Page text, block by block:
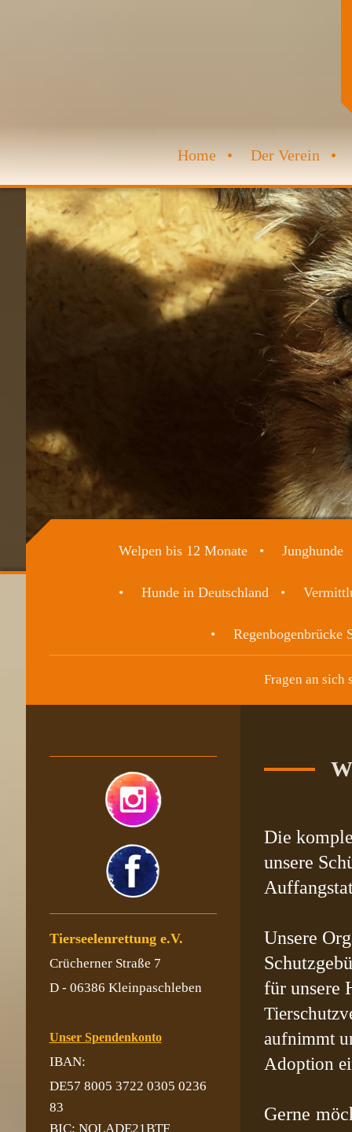
Home Der Verein
Welpen bis 12 Monate Junghunde
Hunde in Deutschland
Regenbogenbrücke
Fragen an sich
Die
unsere
Unsere
für unsere
aufnimmt
Adoption
Gerne
Tierseelenrettung e.V.
Crücherner Straße 7
D - 06386 Kleinpaschleben
Unser Spendenkonto
IBAN:
DE57 8005 3722 0305 0236
83
BIC: NOLADE21BTF